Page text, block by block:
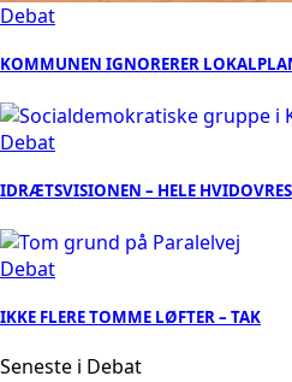
Debat
KOMMUNEN IGNORERER
Debat
IDRÆTSVISIONEN – HELE HVIDOVRES
Debat
IKKE FLERE TOMME LØFTER – TAK
Seneste i Debat